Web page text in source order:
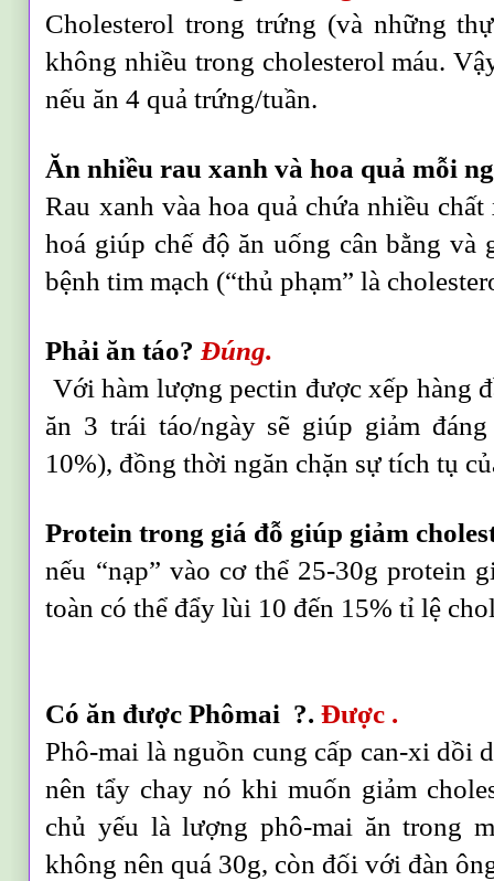
Cholesterol trong trứng (và những
không nhiều trong cholesterol máu.
nếu ăn 4 quả trứng/tuần.
Ăn nhiều rau xanh và hoa quả mỗi
Rau xanh vàa hoa quả chứa nhiều
hoá giúp chế độ ăn uống cân bằng và
bệnh tim mạch (“thủ phạm” là
Phải ăn táo? Đúng.
Với hàm lượng pectin được xếp hàng
ăn 3 trái táo/ngày sẽ giúp giảm
10%), đồng thời ngăn chặn sự tích tụ
Protein trong giá đỗ giúp giảm
nếu “nạp” vào cơ thể 25-30g protein
toàn có thể đẩy lùi 10 đến 15% tỉ lệ
Có ăn được Phômai ?. Được .
Phô-mai là nguồn cung cấp can-xi dồi
nên tẩy chay nó khi muốn giảm
chủ yếu là lượng phô-mai ăn trong
không nên quá 30g, còn đối với đàn